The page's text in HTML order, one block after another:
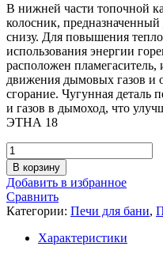
В нижней части топочной
колосник, предназначенный
снизу. Для повышения
использования энергии
расположен
движения дымовых газов и
сгорание. Чугунная деталь
и газов в дымоход, что
ЭТНА 18
Количество
товара
Чугунная
печь
для
бани
ЭТНА
В корзину
Добавить в избранное
Сравнить
Категории: Печи для бани,
Характеристики